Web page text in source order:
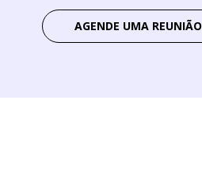
AGENDE UMA REUNIÃO